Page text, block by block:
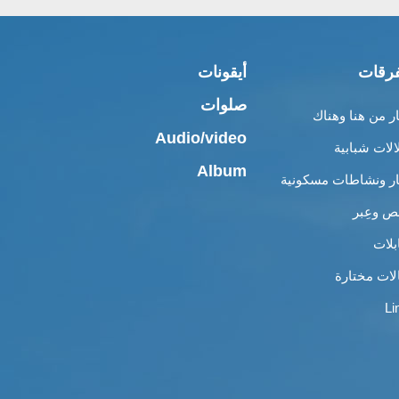
من هنا وهناك
شبابية
ونشاطات مسكونية
وعِبر
مختارة
أيقونات
صلوات
Audio/video
Album